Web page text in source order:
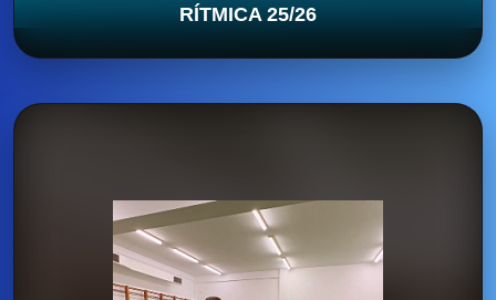
RÍTMICA 25/26